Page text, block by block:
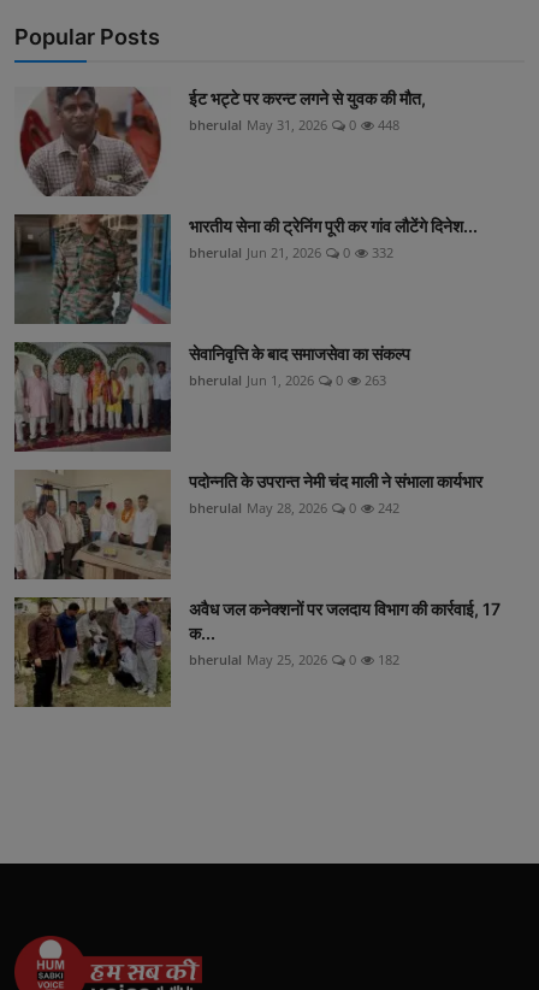
Popular Posts
ईट भट्टे पर करन्ट लगने से युवक की मौत,
bherulal May 31, 2026 0 448
भारतीय सेना की ट्रेनिंग पूरी कर गांव लौटेंगे दिनेश...
bherulal Jun 21, 2026 0 332
सेवानिवृत्ति के बाद समाजसेवा का संकल्प
bherulal Jun 1, 2026 0 263
पदोन्नति के उपरान्त नेमी चंद माली ने संभाला कार्यभार
bherulal May 28, 2026 0 242
अवैध जल कनेक्शनों पर जलदाय विभाग की कार्रवाई, 17
क...
bherulal May 25, 2026 0 182